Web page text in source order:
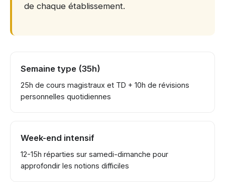
de chaque établissement.
Semaine type (35h)
25h de cours magistraux et TD + 10h de révisions
personnelles quotidiennes
Week-end intensif
12-15h réparties sur samedi-dimanche pour
approfondir les notions difficiles